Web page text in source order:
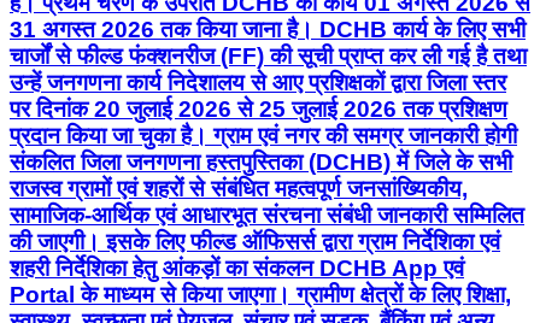
31 अगस्त 2026 तक किया जाना है। DCHB कार्य के लिए सभी
चार्जों से फील्ड फंक्शनरीज (FF) की सूची प्राप्त कर ली गई है तथा
उन्हें जनगणना कार्य निदेशालय से आए प्रशिक्षकों द्वारा जिला स्तर
पर दिनांक 20 जुलाई 2026 से 25 जुलाई 2026 तक प्रशिक्षण
प्रदान किया जा चुका है। ग्राम एवं नगर की समग्र जानकारी होगी
संकलित जिला जनगणना हस्तपुस्तिका (DCHB) में जिले के सभी
राजस्व ग्रामों एवं शहरों से संबंधित महत्वपूर्ण जनसांख्यिकीय,
सामाजिक-आर्थिक एवं आधारभूत संरचना संबंधी जानकारी सम्मिलित
की जाएगी। इसके लिए फील्ड ऑफिसर्स द्वारा ग्राम निर्देशिका एवं
शहरी निर्देशिका हेतु आंकड़ों का संकलन DCHB App एवं
Portal के माध्यम से किया जाएगा। ग्रामीण क्षेत्रों के लिए शिक्षा,